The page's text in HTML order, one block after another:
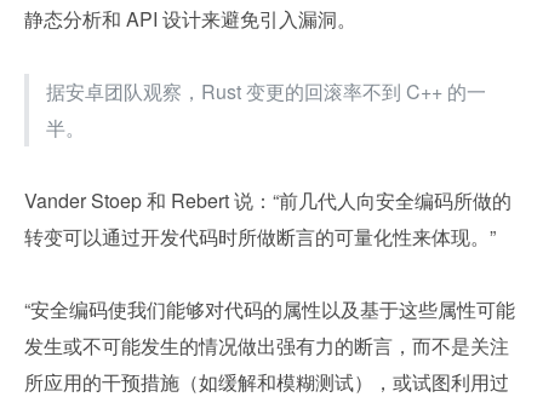
静态分析和 API 设计来避免引入漏洞。
据安卓团队观察，Rust 变更的回滚率不到 C++ 的一
半。
Vander Stoep 和 Rebert 说：“前几代人向安全编码所做的
转变可以通过开发代码时所做断言的可量化性来体现。”
“安全编码使我们能够对代码的属性以及基于这些属性可能
发生或不可能发生的情况做出强有力的断言，而不是关注
所应用的干预措施（如缓解和模糊测试），或试图利用过